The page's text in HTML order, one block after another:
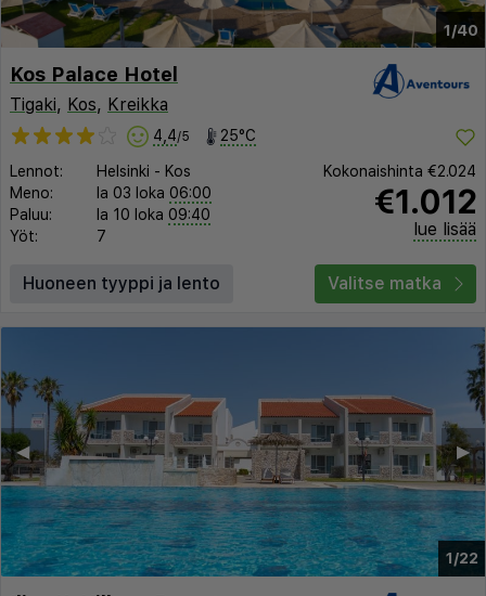
1/40
Kos Palace Hotel
Tigaki, Kos, Kreikka
4,4/5 25°C
Lennot: Helsinki - Kos
Meno:
la 03 loka 06:00
Paluu:
la 10 loka 09:40
Yöt:
7
Kokonaishinta €2.024
€1.012
lue lisää
Huoneen tyyppi ja lento Valitse matka
1/22
▶︎
◀︎